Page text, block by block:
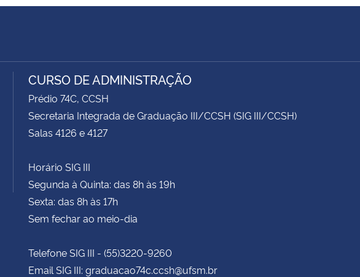
CURSO DE ADMINISTRAÇÃO
Prédio 74C, CCSH
Secretaria Integrada de Graduação III/CCSH (SIG III/CCSH)
Salas 4126 e 4127
Horário SIG III
Segunda à Quinta: das 8h às 19h
Sexta: das 8h às 17h
Sem fechar ao meio-dia
Telefone SIG III - (55)3220-9260
Email SIG III: graduacao74c.ccsh@ufsm.br